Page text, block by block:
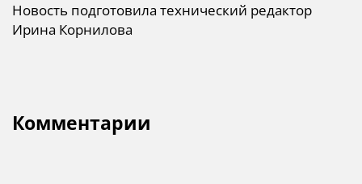
Новость подготовила технический редактор
Ирина Корнилова
Комментарии